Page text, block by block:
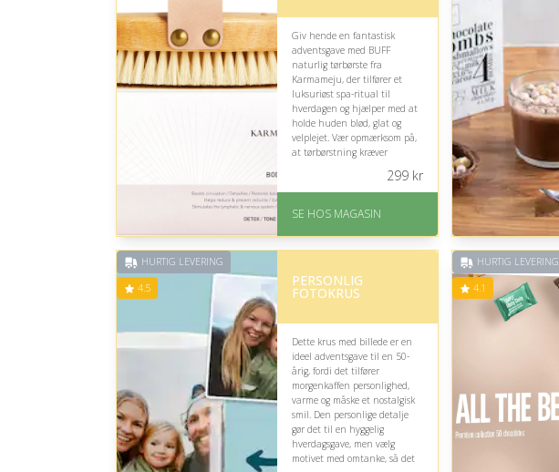
Giv hende en fantastisk
adventsgave med BUFF
naturlig tørbørste fra
Karmameju, der tilfører et
luksuriøst spa-ritual til
hverdagen og hjælper med at
holde huden blød, glat og
velplejet. Vær opmærksom på,
at tørbørstning kræver
På lager
299kr
SE HOS MAGASIN
HURTIG LEVERING
4.5 PERSONLIG
FOTOKRUS
Dette krus med billede er en
ideel adventsgave til en 50-
årig, fordi det tilfører
morgenkaffen personlighed,
varme og måske et nostalgisk
smil. Den personlige detalje
gør det til en hyggelig
hverdagsgave, men vælg
motivet med omtanke, så det
HURTIG LEVERING
4.1